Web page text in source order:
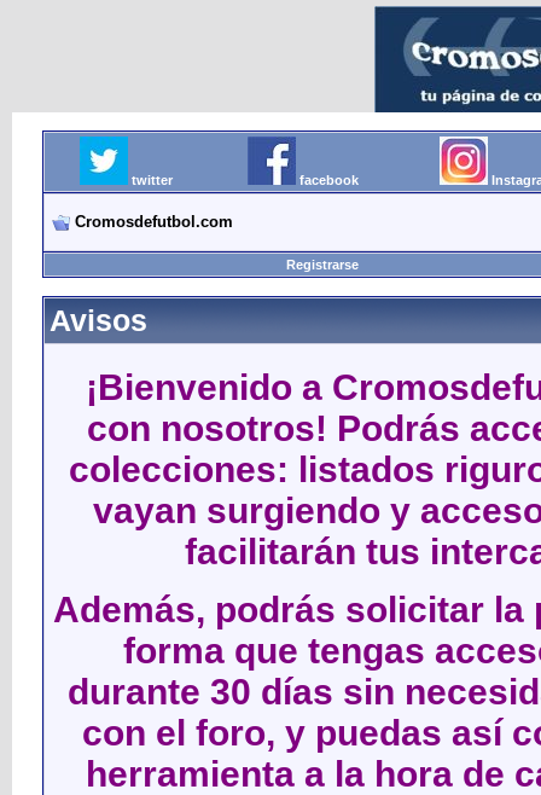
twitter facebook
Cromosdefutbol.com
Registrarse
Avisos
¡Bienvenido a
con nosotros! Podrás
colecciones: listados
vayan surgiendo y
facilitarán tus
Además, podrás solicitar
forma que tengas
durante 30 días sin
con el foro, y puedas así
herramienta a la hora de